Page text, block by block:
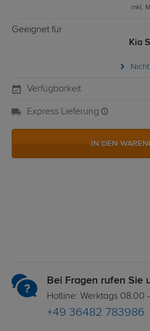
inkl.
Geeignet für
Kia
Verfügbarkeit
Express Lieferung
IN DEN
Bei Fragen rufen Sie
Hotline: Werktags 08.00
+49 36482 783986